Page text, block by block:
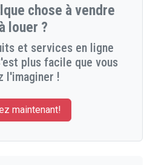
chose à vendre
louer ?
et services en ligne
plus facile que vous
l'imaginer !
maintenant!